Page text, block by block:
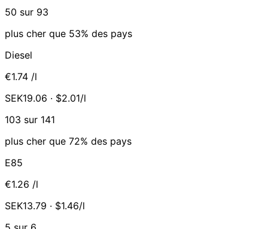
50 sur 93
plus cher que 53% des pays
Diesel
€1.74 /l
SEK19.06 · $2.01/l
103 sur 141
plus cher que 72% des pays
E85
€1.26 /l
SEK13.79 · $1.46/l